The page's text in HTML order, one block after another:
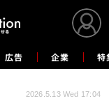
広告 企業 特
2026.5.13 Wed 17:04